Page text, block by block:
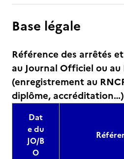
Base légale
Référence des arrêtés
au Journal Officiel ou
(enregistrement au
diplôme,
Dat
e du
JO/B
O